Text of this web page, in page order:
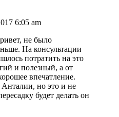
6:05 am
не было
На консультации
потратить на это
и полезный, а от
впечатление.
но это и не
будет делать он